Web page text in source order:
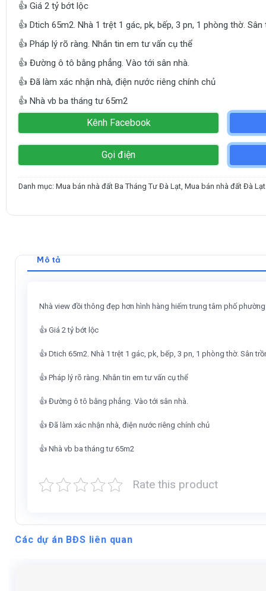
👍 Giá 2 tỷ bớt lộc
👍 Dtich 65m2. Nhà 1 trệt 1 gác, pk, bếp, 3 pn, 1 phòng thờ.
👍 Pháp lý rõ ràng. Nhắn tin em tư vấn cụ thể
👍 Đường ô tô bằng phẳng. Vào tới sân nhà.
👍 Đã làm xác nhận nhà, điện nước riêng chính chủ
👍 Nhà vb ba tháng tư 65m2
Kênh Facebook
Gọi điện
Danh mục:Mua bán nhà đất Ba Tháng Tư Đà Lạt,Mua bán nhà đất Đà
Mô tả
Nhà view đồi thông đẹp hơn hình hàng hiếm trung tâm phố
👍 Giá 2 tỷ bớt lộc
👍 Dtich 65m2. Nhà 1 trệt 1 gác, pk, bếp, 3 pn, 1 phòng thờ. Sân
👍 Pháp lý rõ ràng. Nhắn tin em tư vấn cụ thể
👍 Đường ô tô bằng phẳng. Vào tới sân nhà.
👍 Đã làm xác nhận nhà, điện nước riêng chính chủ
👍 Nhà vb ba tháng tư 65m2
Rate this product
Các dự án BĐS liên quan